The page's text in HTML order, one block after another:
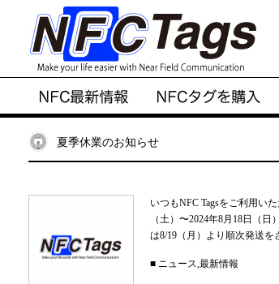
夏季休業のお知らせ
いつもNFC Tagsをご利用い
（土）〜2024年8月18日（
は8/19（月）より順次発
■ ニュース,最新情報